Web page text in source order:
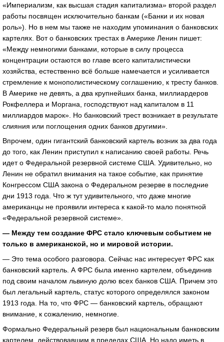
«Империализм, как высшая стадия капитализма» второй раздел
работы посвящен исключительно банкам («Банки и их новая
роль»). Но в нем мы также не находим упоминания о банковских
картелях. Вот о банковских трестах в Америке Ленин пишет:
«Между немногими банками, которые в силу процесса
концентрации остаются во главе всего капиталистически
хозяйства, естественно всё больше намечается и усиливается
стремление к монополистическому соглашению, к тресту банков.
В Америке не девять, а два крупнейших банка, миллиардеров
Рокфеллера и Моргана, господствуют над капиталом в 11
миллиардов марок». Но банковский трест возникает в результате
слияния или поглощения одних банков другими».
Впрочем, один гигантский банковский картель возник за два года
до того, как Ленин приступил к написанию своей работы. Речь
идет о Федеральной резервной системе США. Удивительно, но
Ленин не обратил внимания на такое событие, как принятие
Конгрессом США закона о Федеральном резерве в последние
дни 1913 года. Что ж тут удивительного, что даже многие
американцы не проявили интереса к какой-то мало понятной
«Федеральной резервной системе».
— Между тем создание ФРС стало ключевым событием не
только в американской, но и мировой истории.
— Это тема особого разговора. Сейчас нас интересует ФРС как
банковский картель. А ФРС была именно картелем, объединив
под своим началом львиную долю всех банков США. Причем это
был легальный картель, статус которого определялся законом
1913 года. На то, что ФРС — банковский картель, обращают
внимание, к сожалению, немногие.
Формально Федеральный резерв был национальным банковским
картелем, действовавшим в пределах США. Но надо иметь в